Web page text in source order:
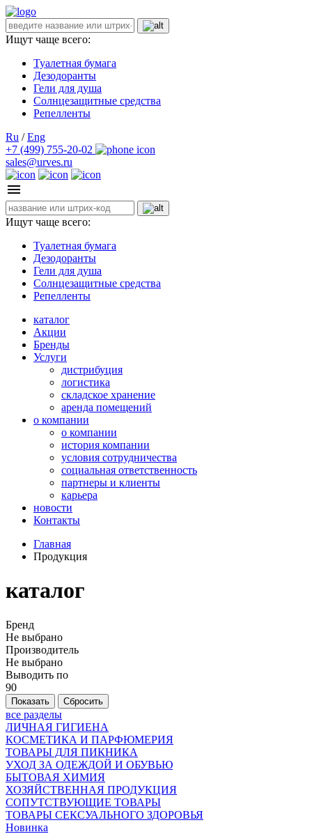
Ищут чаще всего:
Туалетная бумага
Дезодоранты
Гели для душа
Солнцезащитные средства
Репелленты
Ru / Eng
+7 (499) 755-20-02
sales@urves.ru
Ищут чаще всего:
Туалетная бумага
Дезодоранты
Гели для душа
Солнцезащитные средства
Репелленты
каталог
Акции
Бренды
Услуги
дистрибуция
логистика
складское хранение
аренда помещений
о компании
о компании
история компании
условия сотрудничества
социальная ответственность
партнеры и клиенты
карьера
новости
Контакты
Главная
Продукция
каталог
Бренд
Не выбрано
Производитель
Не выбрано
Выводить по
90
все разделы
ЛИЧНАЯ ГИГИЕНА
КОСМЕТИКА И ПАРФЮМЕРИЯ
ТОВАРЫ ДЛЯ ПИКНИКА
УХОД ЗА ОДЕЖДОЙ И ОБУВЬЮ
БЫТОВАЯ ХИМИЯ
ХОЗЯЙСТВЕННАЯ ПРОДУКЦИЯ
СОПУТСТВУЮЩИЕ ТОВАРЫ
ТОВАРЫ СЕКСУАЛЬНОГО ЗДОРОВЬЯ
Новинка